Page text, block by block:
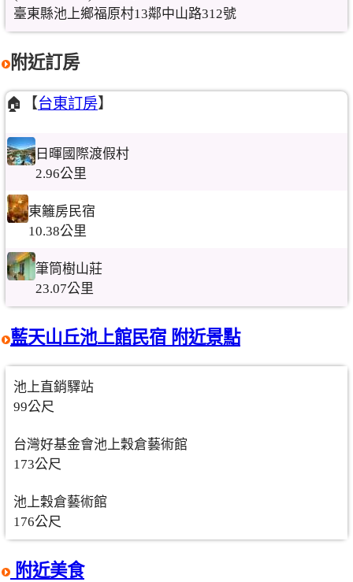
臺東縣池上鄉福原村13鄰中山路312號
附近訂房
🏠【台東訂房】
日暉國際渡假村
2.96公里
東籬房民宿
10.38公里
筆筒樹山莊
23.07公里
藍天山丘池上館民宿 附近景點
池上直銷驛站
99公尺
台灣好基金會池上穀倉藝術館
173公尺
池上穀倉藝術館
176公尺
附近美食